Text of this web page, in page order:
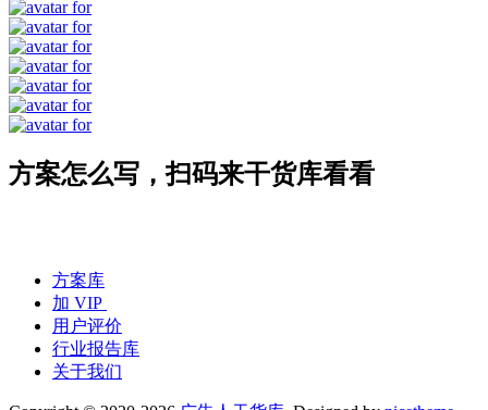
方案怎么写，扫码来干货库看看
方案库
加 VIP
用户评价
行业报告库
关于我们